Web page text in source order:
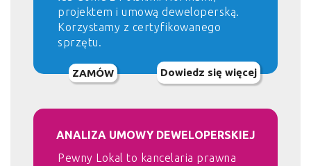
projektem i umową deweloperską.
Korzystamy z certyfikowanego
sprzętu.
ZAMÓW Dowiedz się więcej
ANALIZA UMOWY DEWELOPERSKIEJ
Pewny Lokal to kancelaria prawna